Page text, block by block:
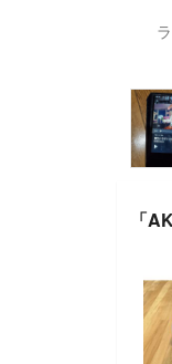
「